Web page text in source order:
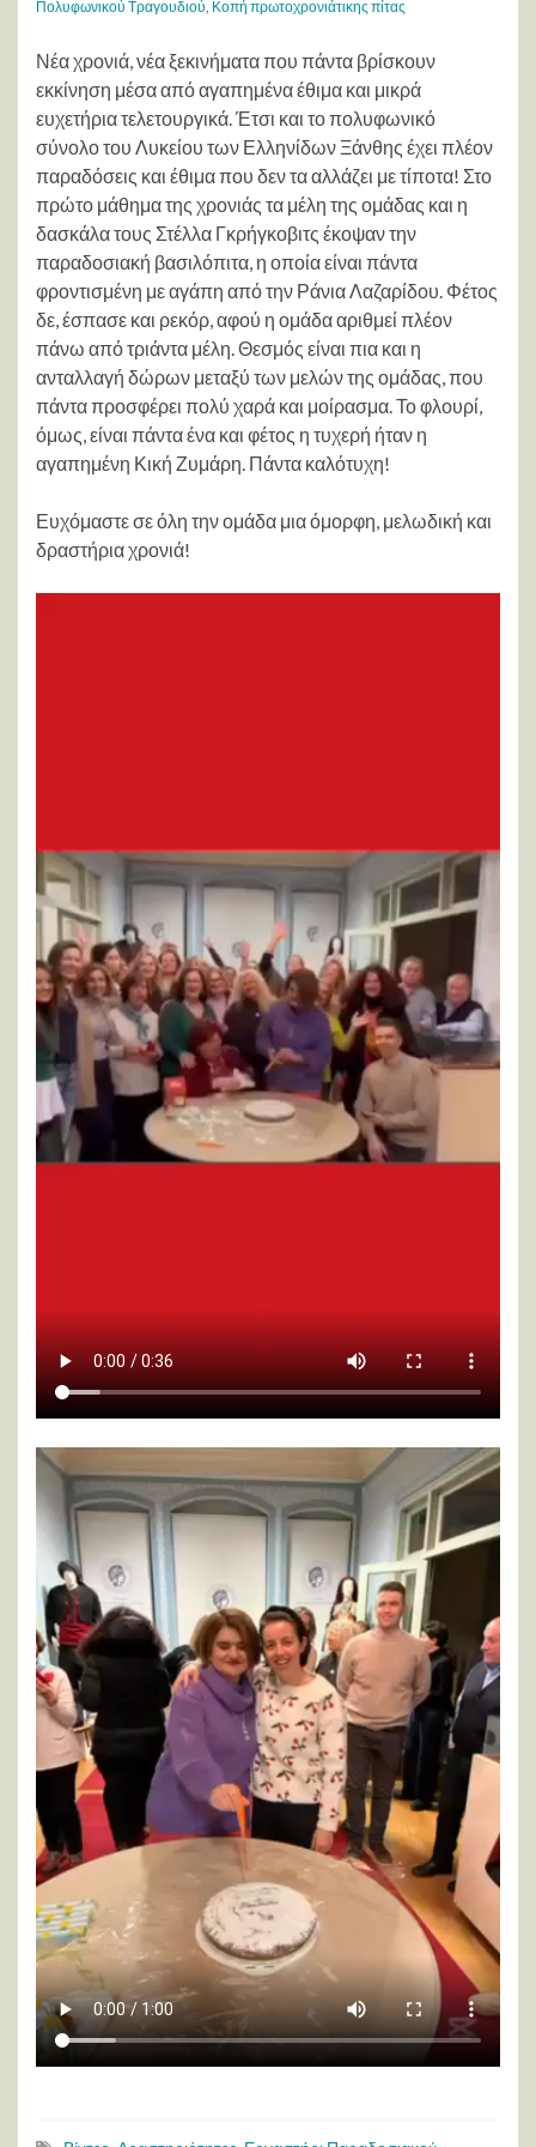
Πολυφωνικού Τραγουδιού, Κοπή πρωτοχρονιάτικης πίτας
Νέα χρονιά, νέα ξεκινήματα που πάντα βρίσκουν
εκκίνηση μέσα από αγαπημένα έθιμα και μικρά
ευχετήρια τελετουργικά. Έτσι και το πολυφωνικό
σύνολο του Λυκείου των Ελληνίδων Ξάνθης έχει πλέον
παραδόσεις και έθιμα που δεν τα αλλάζει με τίποτα! Στο
πρώτο μάθημα της χρονιάς τα μέλη της ομάδας και η
δασκάλα τους Στέλλα Γκρήγκοβιτς έκοψαν την
παραδοσιακή βασιλόπιτα, η οποία είναι πάντα
φροντισμένη με αγάπη από την Ράνια Λαζαρίδου. Φέτος
δε, έσπασε και ρεκόρ, αφού η ομάδα αριθμεί πλέον
πάνω από τριάντα μέλη. Θεσμός είναι πια και η
ανταλλαγή δώρων μεταξύ των μελών της ομάδας, που
πάντα προσφέρει πολύ χαρά και μοίρασμα. Το φλουρί,
όμως, είναι πάντα ένα και φέτος η τυχερή ήταν η
αγαπημένη Κική Ζυμάρη. Πάντα καλότυχη!
Ευχόμαστε σε όλη την ομάδα μια όμορφη, μελωδική και
δραστήρια χρονιά!